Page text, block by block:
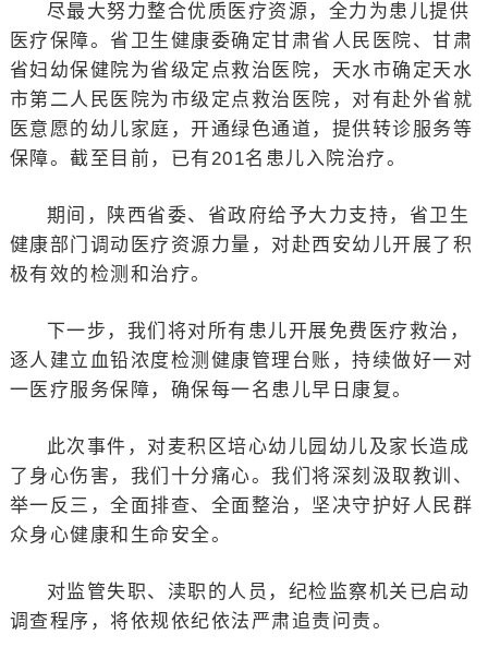
尽最大努力整合优质医疗资源，全力为患儿提供
医疗保障。省卫生健康委确定甘肃省人民医院、甘肃
省妇幼保健院为省级定点救治医院，天水市确定天水
市第二人民医院为市级定点救治医院，对有赴外省就
医意愿的幼儿家庭，开通绿色通道，提供转诊服务等
保障。截至目前，已有201名患儿入院治疗。
期间，陕西省委、省政府给予大力支持，省卫生
健康部门调动医疗资源力量，对赴西安幼儿开展了积
极有效的检测和治疗。
下一步，我们将对所有患儿开展免费医疗救治，
逐人建立血铅浓度检测健康管理台账，持续做好一对
一医疗服务保障，确保每一名患儿早日康复。
此次事件，对麦积区培心幼儿园幼儿及家长造成
了身心伤害，我们十分痛心。我们将深刻汲取教训、
举一反三，全面排查、全面整治，坚决守护好人民群
众身心健康和生命安全。
对监管失职、渎职的人员，纪检监察机关已启动
调查程序，将依规依纪依法严肃追责问责。